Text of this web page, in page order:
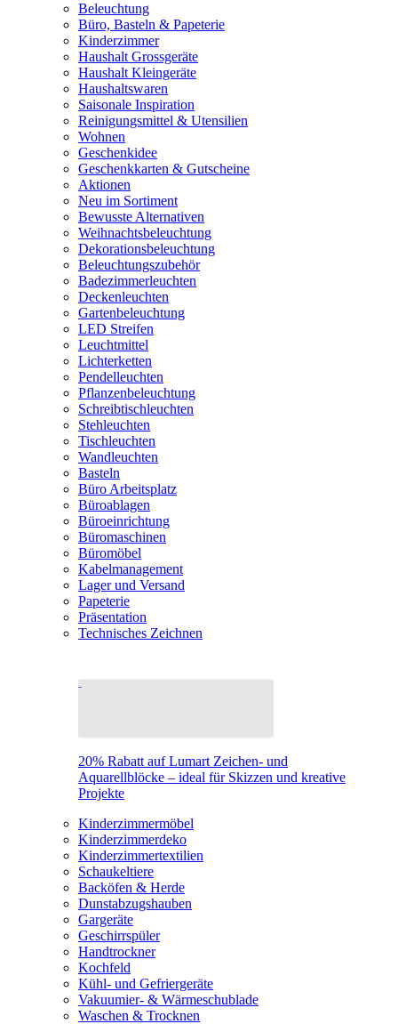
Beleuchtung
Büro, Basteln & Papeterie
Kinderzimmer
Haushalt Grossgeräte
Haushalt Kleingeräte
Haushaltswaren
Saisonale Inspiration
Reinigungsmittel & Utensilien
Wohnen
Geschenkidee
Geschenkkarten & Gutscheine
Aktionen
Neu im Sortiment
Bewusste Alternativen
Weihnachtsbeleuchtung
Dekorationsbeleuchtung
Beleuchtungszubehör
Badezimmerleuchten
Deckenleuchten
Gartenbeleuchtung
LED Streifen
Leuchtmittel
Lichterketten
Pendelleuchten
Pflanzenbeleuchtung
Schreibtischleuchten
Stehleuchten
Tischleuchten
Wandleuchten
Basteln
Büro Arbeitsplatz
Büroablagen
Büroeinrichtung
Büromaschinen
Büromöbel
Kabelmanagement
Lager und Versand
Papeterie
Präsentation
Technisches Zeichnen
20% Rabatt auf Lumart Zeichen- und
Aquarellblöcke – ideal für Skizzen und kreative
Projekte
Kinderzimmermöbel
Kinderzimmerdeko
Kinderzimmertextilien
Schaukeltiere
Backöfen & Herde
Dunstabzugshauben
Gargeräte
Geschirrspüler
Handtrockner
Kochfeld
Kühl- und Gefriergeräte
Vakuumier- & Wärmeschublade
Waschen & Trocknen